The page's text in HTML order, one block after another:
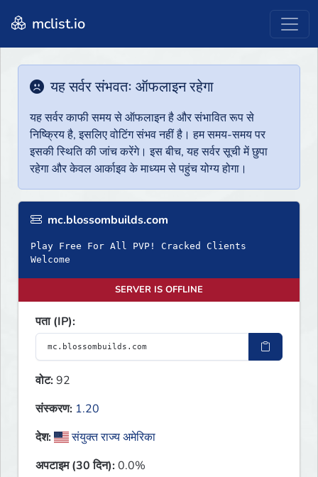
mclist.io
यह सर्वर संभवतः ऑफलाइन रहेगा
यह सर्वर काफी समय से ऑफलाइन है और संभावित रूप से
निष्क्रिय है, इसलिए वोटिंग संभव नहीं है। हम समय-समय पर
इसकी स्थिति की जांच करेंगे। इस बीच, यह सर्वर सूची में छुपा
रहेगा और केवल आर्काइव के माध्यम से पहुंच योग्य होगा।
mc.blossombuilds.com
Play Free For All PVP! Cracked Clients
Welcome
SERVER IS OFFLINE
पता (IP):
वोट:92
संस्करण: 1.20
देश:
संयुक्त राज्य अमेरिका
अपटाइम (30 दिन):0.0%